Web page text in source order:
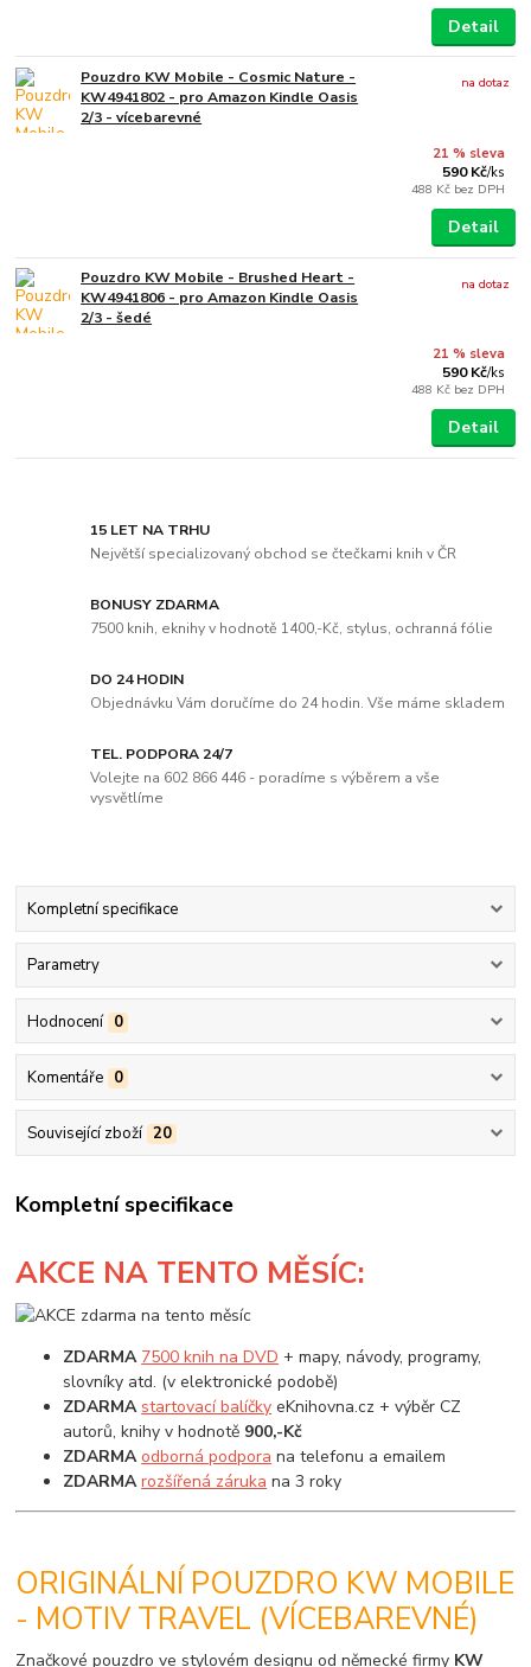
Detail
Pouzdro KW Mobile - Cosmic Nature -
KW4941802 - pro Amazon Kindle Oasis
2/3 - vícebarevné
21 % sleva
590 Kč/ks
488 Kč bez DPH
na dotaz
Detail
Pouzdro KW Mobile - Brushed Heart -
KW4941806 - pro Amazon Kindle Oasis
2/3 - šedé
21 % sleva
590 Kč/ks
488 Kč bez DPH
na dotaz
Detail
15 LET NA TRHU
Největší specializovaný obchod se čtečkami knih v ČR
BONUSY ZDARMA
7500 knih, eknihy v hodnotě 1400,-Kč, stylus, ochranná fólie
DO 24 HODIN
Objednávku Vám doručíme do 24 hodin. Vše máme skladem
TEL. PODPORA 24/7
Volejte na 602 866 446 - poradíme s výběrem a vše
vysvětlíme
Kompletní specifikace
Parametry
Hodnocení 0
Komentáře 0
Související zboží 20
Kompletní specifikace
AKCE NA TENTO MĚSÍC:
ZDARMA 7500 knih na DVD + mapy, návody, programy,
slovníky atd. (v elektronické podobě)
ZDARMA startovací balíčky eKnihovna.cz + výběr CZ
autorů, knihy v hodnotě 900,-Kč
ZDARMA odborná podpora na telefonu a emailem
ZDARMA rozšířená záruka na 3 roky
ORIGINÁLNÍ POUZDRO KW MOBILE
- MOTIV TRAVEL (VÍCEBAREVNÉ)
Značkové pouzdro ve stylovém designu od německé firmy KW